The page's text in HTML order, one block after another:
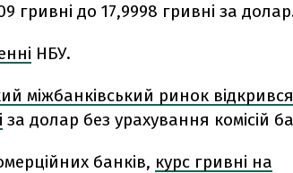
гривні до 17,9998 гривні за
НБУ.
міжбанківський ринок
за долар без урахування комісій
банків, курс гривні на